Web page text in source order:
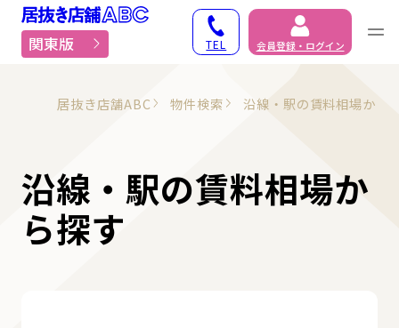
居抜き物件・貸店舗で
関東版 TEL 会員登録・ログイン
居抜き店舗ABC 物件検索 沿線・駅の賃料相場から
沿線・駅の賃料相場か
ら探す